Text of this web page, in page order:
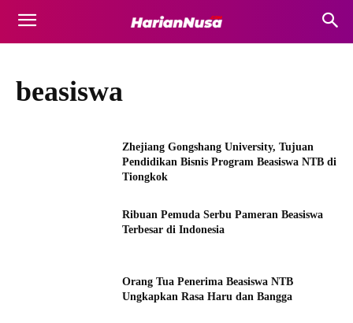
beasiswa
Zhejiang Gongshang University, Tujuan
Pendidikan Bisnis Program Beasiswa NTB di
Tiongkok
Ribuan Pemuda Serbu Pameran Beasiswa
Terbesar di Indonesia
Orang Tua Penerima Beasiswa NTB
Ungkapkan Rasa Haru dan Bangga